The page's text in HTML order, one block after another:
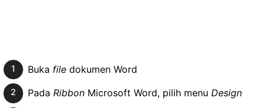
Buka filedokumen Word
Pada RibbonMicrosoft Word, pilih menu Design